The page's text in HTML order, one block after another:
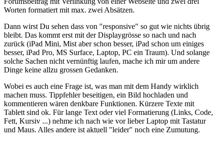
Worten formatiert mit max. zwei Absätzen.
Dann wirst Du sehen dass von "responsive" so gut wie nichts übrig
bleibt. Das kommt erst mit der Displaygrösse so nach und nach
zurück (iPad Mini, Mist aber schon besser, iPad schon um einiges
besser, iPad Pro, MS Surface, Laptop, PC ein Traum). Und solange
solche Sachen nicht vernünftig laufen, mache ich mir um andere
Dinge keine allzu grossen Gedanken.
Wobei es auch eine Frage ist, was man mit dem Handy wirklich
machen muss. Tippfehler beseitigen, ein Bild hochladen und
kommentieren wären denkbare Funktionen. Kürzere Texte mit
Tablett sind ok. Für lange Text oder viel Formatierung (Links, Code,
Fett, Kursiv ...) nehme ich nach wie vor lieber Laptop mit Tastatur
und Maus. Alles andere ist aktuell "leider" noch eine Zumutung.